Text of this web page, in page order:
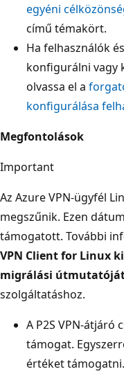
egyéni
című témakört.
Ha felhasználók
konfigurálni vagy
olvassa el a
konfigurálása
Megfontolások
Important
Az Azure VPN-ügyfél
megszűnik. Ezen
támogatott. További
VPN Client for Linux
migrálási
szolgáltatáshoz.
A P2S VPN-átjáró
támogat.
értéket támogatni.